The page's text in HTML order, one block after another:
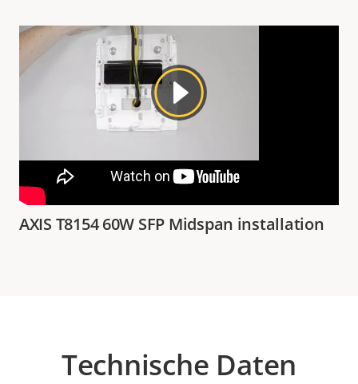
AXIS T8154 60W SFP Midspan installation
Technische Daten